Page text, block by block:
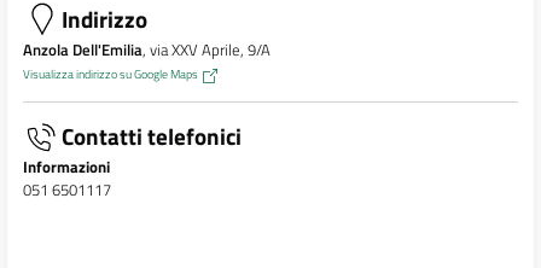
Indirizzo
Anzola Dell'Emilia, via XXV Aprile, 9/A
Visualizza indirizzo su Google Maps
Contatti telefonici
Informazioni
051 6501117